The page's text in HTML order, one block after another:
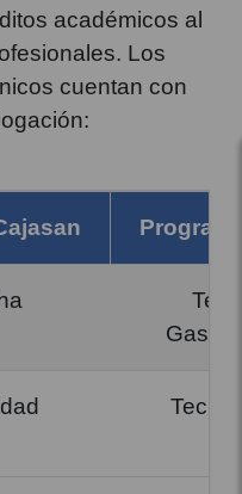
académicos al
Los
cuentan con